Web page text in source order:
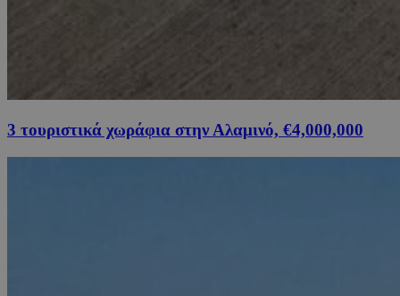
3 τουριστικά χωράφια στην Αλαμινό, €4,000,000